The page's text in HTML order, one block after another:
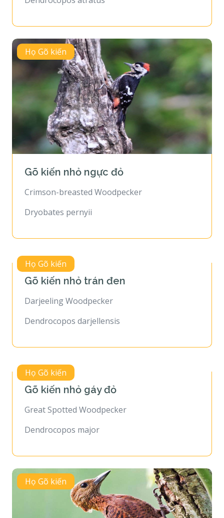
Họ Gõ kiến
Gõ kiến nhỏ ngực đỏ
Crimson-breasted Woodpecker
Dryobates pernyii
Họ Gõ kiến
Gõ kiến nhỏ trán đen
Darjeeling Woodpecker
Dendrocopos darjellensis
Họ Gõ kiến
Gõ kiến nhỏ gáy đỏ
Great Spotted Woodpecker
Dendrocopos major
Họ Gõ kiến